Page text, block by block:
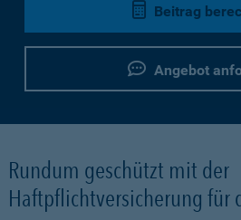
Beitrag
Angebot
Rundum geschützt mit der
Haftpflichtversicherung für